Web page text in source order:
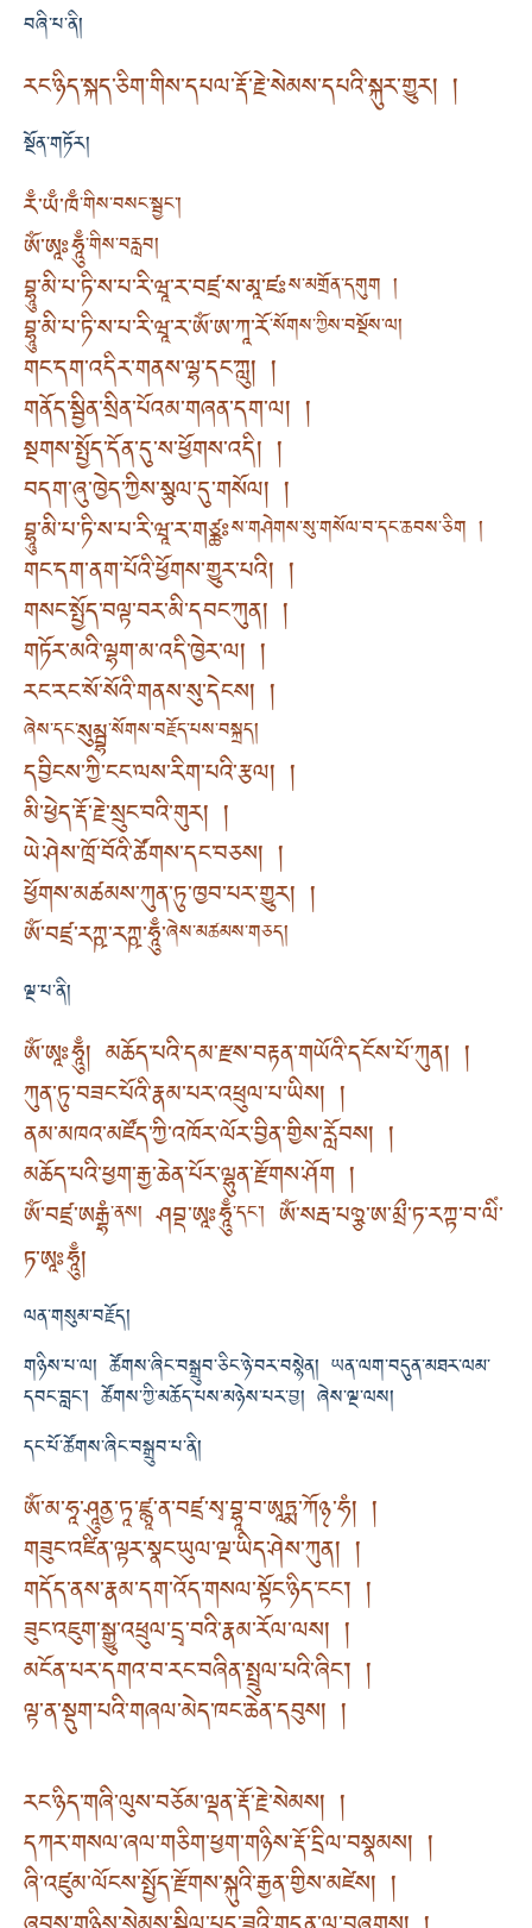
བཞི་པ་ནི།
རང་ཉིད་སྐད་ཅིག་གིས་དཔལ་རྡོ་རྗེ་སེམས་དཔའི་སྐུར་གྱུར། །
སྔོན་གཏོར།
རྃ་ཡྃ་ཁྃ་གིས་བསང་སྦྱང་།
ཨོཾ་ཨཱཿཧཱུྃ་གིས་བརླབ།
བྷཱུ་མི་པ་ཏི་ས་པ་རི་ཝཱ་ར་བཛྲ་ས་མཱ་ཛཿས་མགྲོན་དགུག །
བྷཱུ་མི་པ་ཏི་ས་པ་རི་ཝཱ་ར་ཨོཾ་ཨ་ཀཱ་རོ་སོགས་ཀྱིས་བསྔོས་ལ།
གང་དག་འདིར་གནས་ལྷ་དང་ཀླུ། །
གནོད་སྦྱིན་སྲིན་པོའམ་གཞན་དག་ལ། །
སྔགས་སྤྱོད་དོན་དུ་ས་ཕྱོགས་འདི། །
བདག་ཞུ་ཁྱེད་ཀྱིས་སྩལ་དུ་གསོལ། །
བྷཱུ་མི་པ་ཏི་ས་པ་རི་ཝཱ་ར་གཙྪཿས་གཤེགས་སུ་གསོལ་བ་དང་ཆབས་ཅིག །
གང་དག་ནག་པོའི་ཕྱོགས་གྱུར་པའི། །
གསང་སྤྱོད་བལྟ་བར་མི་དབང་ཀུན། །
གཏོར་མའི་ལྷག་མ་འདི་ཁྱེར་ལ། །
རང་རང་སོ་སོའི་གནས་སུ་དེངས། །
ཞེས་དང་སུམྦྷ་སོགས་བརྗོད་པས་བསྐྲད།
དབྱིངས་ཀྱི་ངང་ལས་རིག་པའི་རྩལ། །
མི་ཕྱེད་རྡོ་རྗེ་སྲུང་བའི་གུར། །
ཡེ་ཤེས་ཁྲོ་བོའི་ཚོགས་དང་བཅས། །
ཕྱོགས་མཚམས་ཀུན་ཏུ་ཁྱབ་པར་གྱུར། །
ཨོཾ་བཛྲ་རཀྵ་རཀྵ་ཧཱུྃ་ཞེས་མཚམས་གཅད།
ལྔ་པ་ནི།
ཨོཾ་ཨཱཿཧཱུྃ། མཆོད་པའི་དམ་རྫས་བརྟན་གཡོའི་དངོས་པོ་ཀུན། །
ཀུན་ཏུ་བཟང་པོའི་རྣམ་པར་འཕྲུལ་པ་ཡིས། །
ནམ་མཁའ་མཛོད་ཀྱི་འཁོར་ལོར་བྱིན་གྱིས་རློབས། །
མཆོད་པའི་ཕྱག་རྒྱ་ཆེན་པོར་ལྷུན་རྫོགས་ཤོག །
ཨོཾ་བཛྲ་ཨརྒྷཾ་ནས། ཤབྡ་ཨཱཿཧཱུྃ་དང་། ཨོཾ་སརྦ་པཉྩ་ཨ་མྲྀ་ཏ་རཀྟ་བ་ལིཾ་
ཏ་ཨཱཿཧཱུྃ།
ལན་གསུམ་བརྗོད།
གཉིས་པ་ལ། ཚོགས་ཞིང་བསྒྲུབ་ཅིང་ཉེ་བར་བསྙེན། ཡན་ལག་བདུན་མཐར་ལམ་
དབང་བླང་། ཚོགས་ཀྱི་མཆོད་པས་མཉེས་པར་བྱ། ཞེས་ལྔ་ལས།
དང་པོ་ཚོགས་ཞིང་བསྒྲུབ་པ་ནི།
ཨོཾ་མ་ཧཱ་ཤཱུནྱ་ཏཱ་ཛྙཱ་ན་བཛྲ་སྭ་བྷཱ་བ་ཨཱཏྨ་ཀོ྅་ཧཾ། །
གཟུང་འཛིན་ལྟར་སྣང་ཡུལ་ལྔ་ཡིད་ཤེས་ཀུན། །
གདོད་ནས་རྣམ་དག་འོད་གསལ་སྟོང་ཉིད་ངང་། །
ཟུང་འཇུག་སྒྱུ་འཕྲུལ་དྲྭ་བའི་རྣམ་རོལ་ལས། །
མངོན་པར་དགའ་བ་རང་བཞིན་སྤྲུལ་པའི་ཞིང་། །
ལྟ་ན་སྡུག་པའི་གཞལ་མེད་ཁང་ཆེན་དབུས། །
རང་ཉིད་གཞི་ལུས་བཅོམ་ལྡན་རྡོ་རྗེ་སེམས། །
དཀར་གསལ་ཞལ་གཅིག་ཕྱག་གཉིས་རྡོ་དྲིལ་བསྣམས། །
ཞི་འཛུམ་ལོངས་སྤྱོད་རྫོགས་སྐུའི་རྒྱན་གྱིས་མཛེས། །